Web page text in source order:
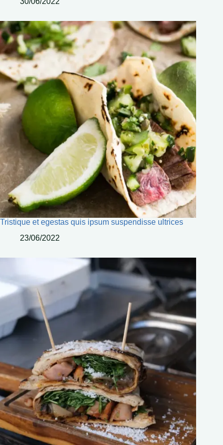
Tristique et egestas quis ipsum suspendisse ultrices
23/06/2022